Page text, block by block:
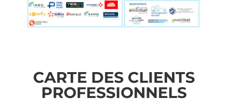
CARTE DES CLIENTS
PROFESSIONNELS